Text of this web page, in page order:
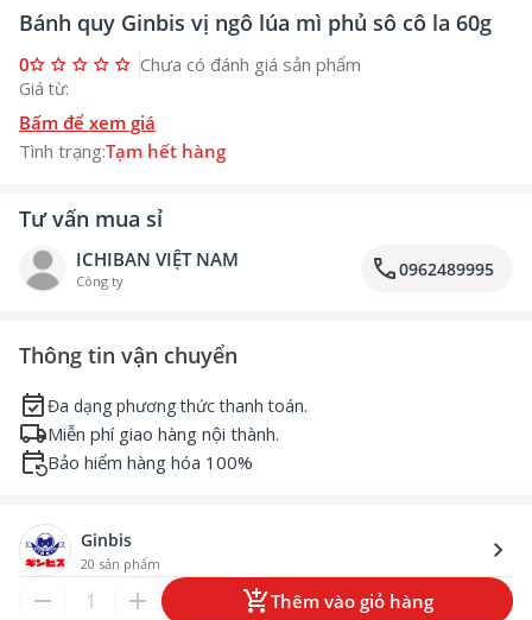
Bánh quy Ginbis vị ngô lúa mì phủ sô cô la 60g
0 Chưa có đánh giá sản phẩm
Giá từ:
Bấm để xem giá
Tình trạng:Tạm hết hàng
Tư vấn mua sỉ
ICHIBAN VIỆT NAM
Công ty call0962489995
Thông tin vận chuyển
event_availableĐa dạng phương thức thanh toán.
local_shippingMiễn phí giao hàng nội thành.
event_repeatBảo hiểm hàng hóa 100%
Ginbis
20 sản phẩm
chevron_right
remove
add add_shopping_cartThêm vào giỏ hàng